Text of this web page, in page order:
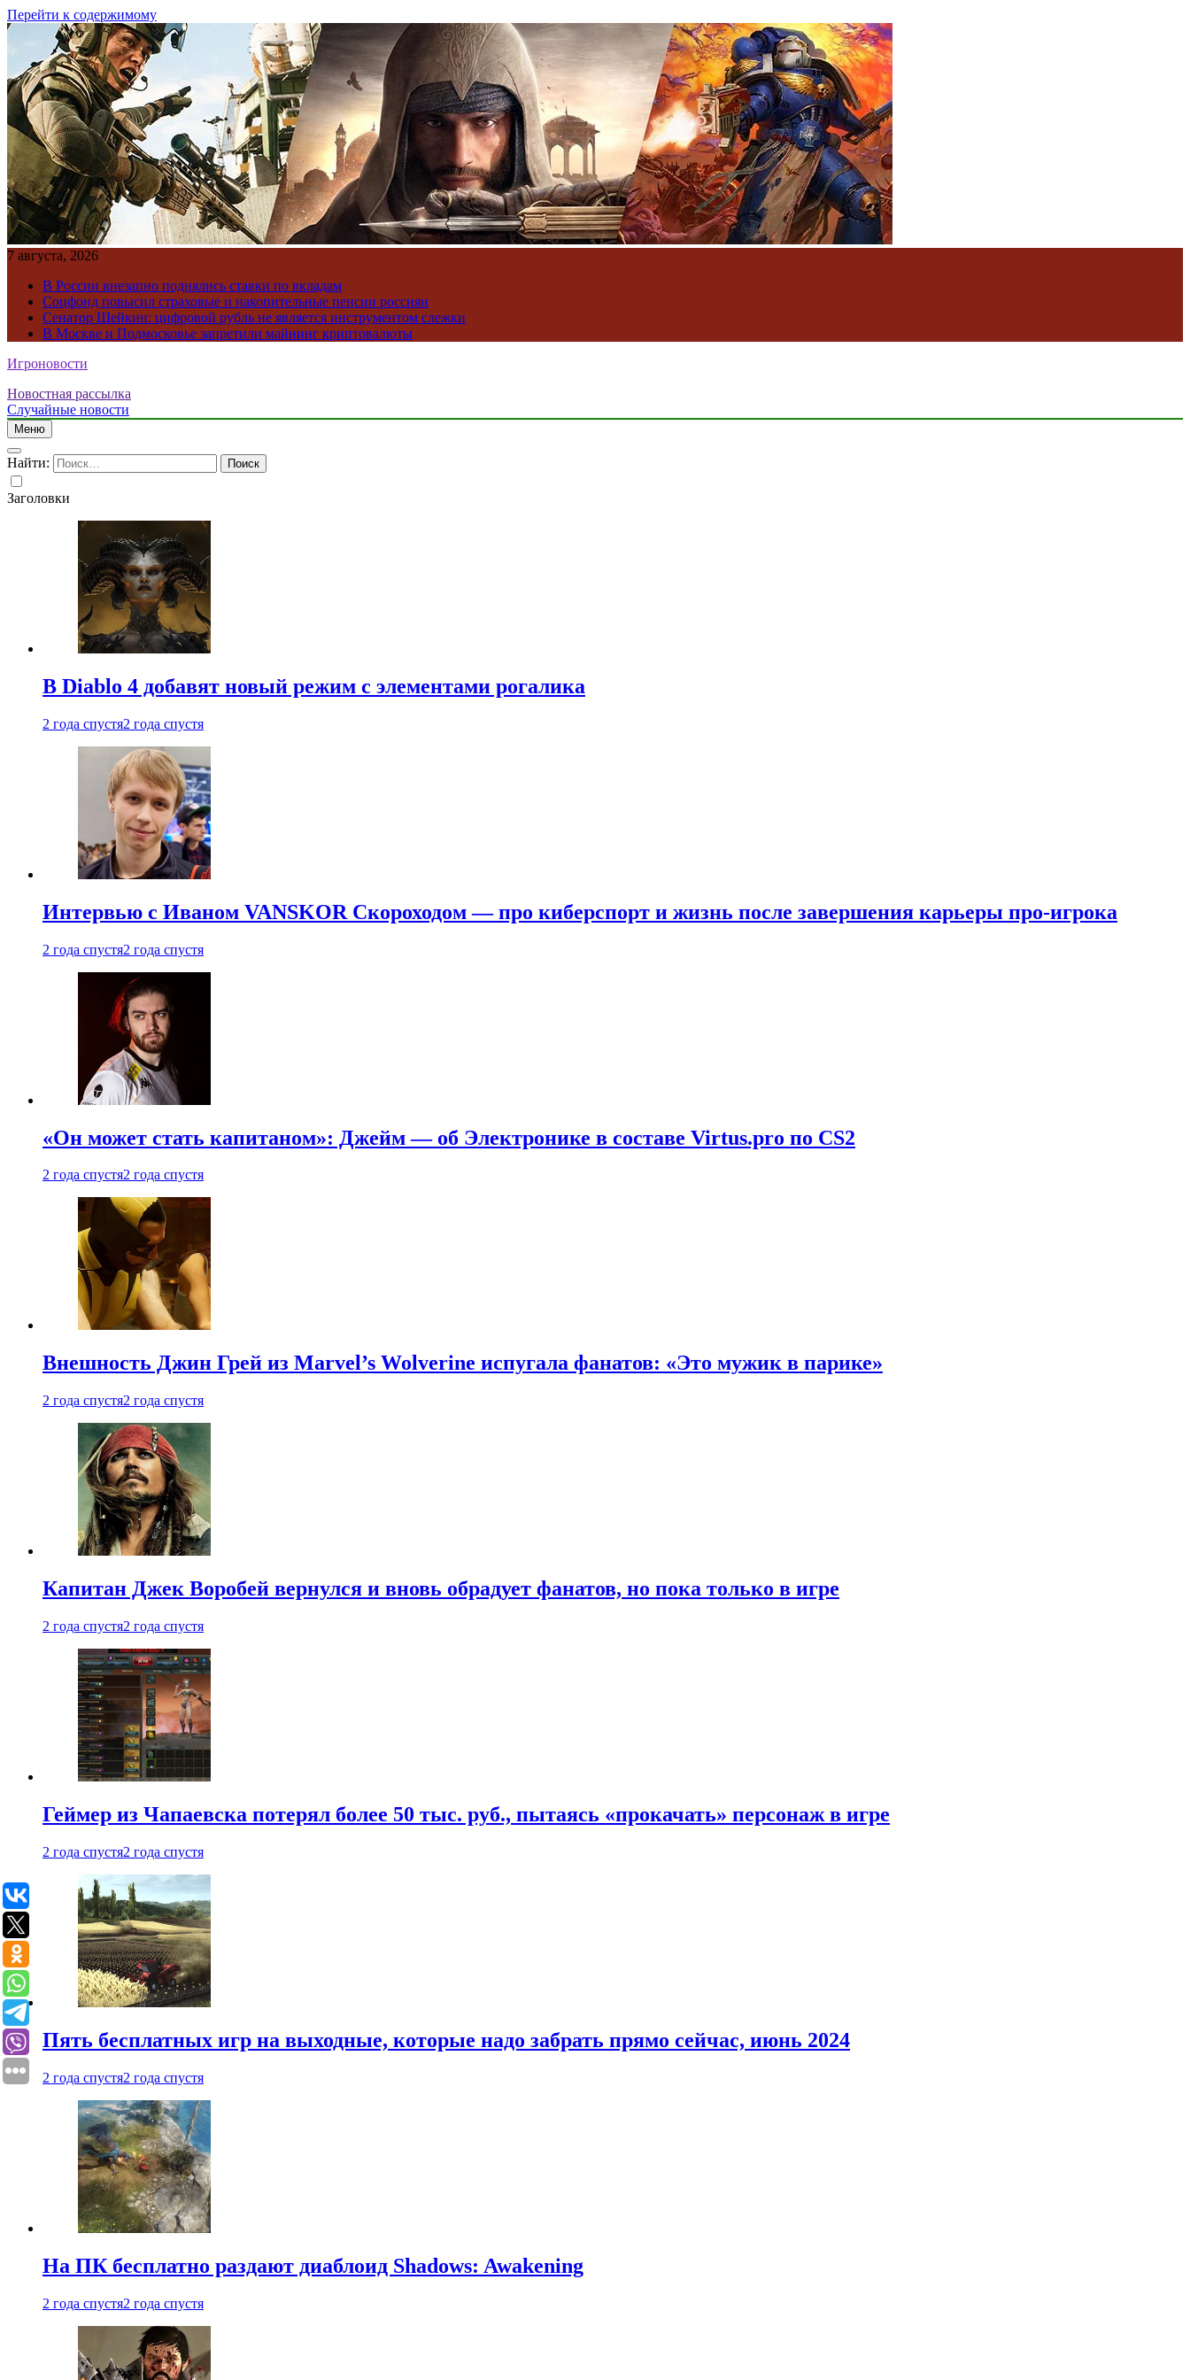
Перейти к содержимому
7 августа, 2026
В России внезапно поднялись ставки по вкладам
Соцфонд повысил страховые и накопительные пенсии россиян
Сенатор Шейкин: цифровой рубль не является инструментом слежки
В Москве и Подмосковье запретили майнинг криптовалюты
Игроновости
Новостная рассылка
Случайные новости
Меню
Найти:
Заголовки
В Diablo 4 добавят новый режим с элементами рогалика
2 года спустя2 года спустя
Интервью с Иваном VANSKOR Скороходом — про киберспорт и жизнь после завершения карьеры про-игрока
2 года спустя2 года спустя
«Он может стать капитаном»: Джейм — об Электронике в составе Virtus.pro по CS2
2 года спустя2 года спустя
Внешность Джин Грей из Marvel’s Wolverine испугала фанатов: «Это мужик в парике»
2 года спустя2 года спустя
Капитан Джек Воробей вернулся и вновь обрадует фанатов, но пока только в игре
2 года спустя2 года спустя
Геймер из Чапаевска потерял более 50 тыс. руб., пытаясь «прокачать» персонаж в игре
2 года спустя2 года спустя
Пять бесплатных игр на выходные, которые надо забрать прямо сейчас, июнь 2024
2 года спустя2 года спустя
На ПК бесплатно раздают диаблоид Shadows: Awakening
2 года спустя2 года спустя